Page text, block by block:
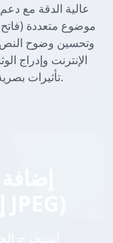
موضوع متعددة
وتحسين وضوح
الإنترنت وإدراج
تأثيرات بصرية ممتازة على أجهزة عرض مختلفة.